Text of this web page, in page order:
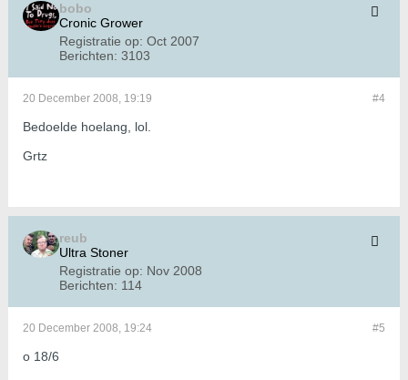
bobo
Cronic Grower
Registratie op: Oct 2007
Berichten: 3103
#4
20 December 2008, 19:19
Bedoelde hoelang, lol.
Grtz
reub
Ultra Stoner
Registratie op: Nov 2008
Berichten: 114
#5
20 December 2008, 19:24
o 18/6